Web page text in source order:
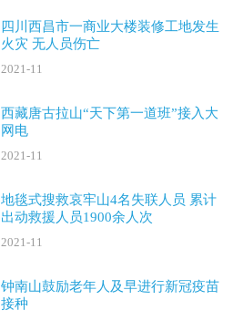
四川西昌市一商业大楼装修工地发生
火灾 无人员伤亡
2021-11
西藏唐古拉山“天下第一道班”接入大
网电
2021-11
地毯式搜救哀牢山4名失联人员 累计
出动救援人员1900余人次
2021-11
钟南山鼓励老年人及早进行新冠疫苗
接种